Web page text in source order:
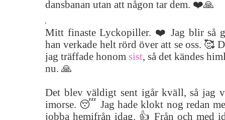
dansbanan utan att någon tar dem. ❤️🙏
Mitt finaste Lyckopiller. ❤️ Jag blir så
han verkade helt rörd över att se oss. 🥰
jag träffade honom sist, så det kändes
nu. 🙏
Det blev väldigt sent igår kväll, så jag
imorse. 😴 Jag hade klokt nog redan
jobba hemifrån idag. 👍 Från och med